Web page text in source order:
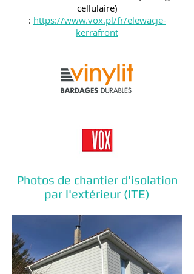
cellulaire)
: https://www.vox.pl/fr/elewacje-
kerrafront
Photos de chantier d'isolation
par l'extérieur (ITE)